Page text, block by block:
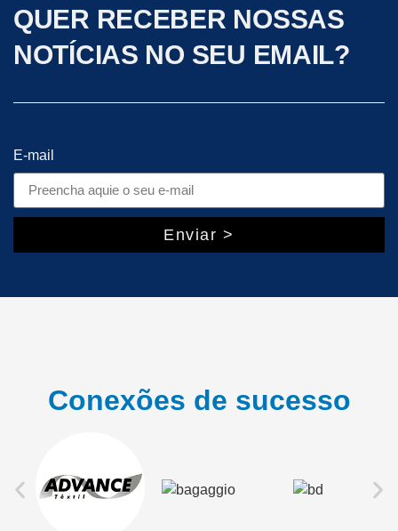
QUER RECEBER NOSSAS
NOTÍCIAS NO SEU EMAIL?
E-mail
Enviar >
Conexões de sucesso